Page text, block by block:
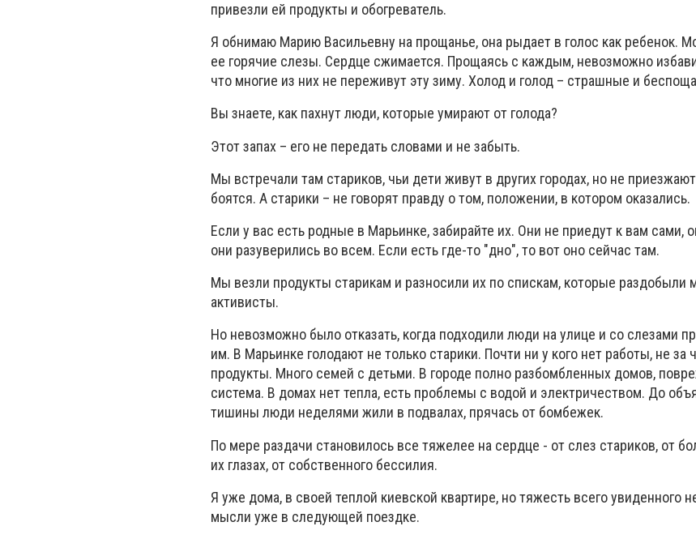
привезли ей продукты и обогреватель.
Я обнимаю Марию Васильевну на прощанье, она рыдает в голос как ребенок.
ее горячие слезы. Сердце сжимается. Прощаясь с каждым, невозможно
что многие из них не переживут эту зиму. Холод и голод – страшные и
Вы знаете, как пахнут люди, которые умирают от голода?
Этот запах – его не передать словами и не забыть.
Мы встречали там стариков, чьи дети живут в других городах, но не
боятся. А старики – не говорят правду о том, положении, в котором оказались.
Если у вас есть родные в Марьинке, забирайте их. Они не приедут к вам сами,
они разуверились во всем. Если есть где-то "дно", то вот оно сейчас там.
Мы везли продукты старикам и разносили их по спискам, которые раздобыли
активисты.
Но невозможно было отказать, когда подходили люди на улице и со слезами
им. В Марьинке голодают не только старики. Почти ни у кого нет работы, не за
продукты. Много семей с детьми. В городе полно разбомбленных домов,
система. В домах нет тепла, есть проблемы с водой и электричеством. До
тишины люди неделями жили в подвалах, прячась от бомбежек.
По мере раздачи становилось все тяжелее на сердце - от слез стариков, от
их глазах, от собственного бессилия.
Я уже дома, в своей теплой киевской квартире, но тяжесть всего увиденного
мысли уже в следующей поездке.